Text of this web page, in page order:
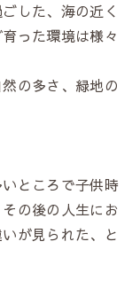
した、海の近く
った環境は様々
の多さ、緑地の
ところで子供時
の後の人生にお
が見られた、と